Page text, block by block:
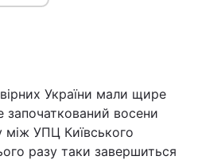
України мали щире
започаткований восени
між УПЦ Київського
разу таки завершиться